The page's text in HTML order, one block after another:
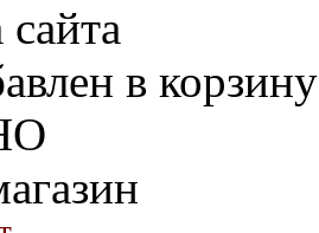
сайта
в корзину